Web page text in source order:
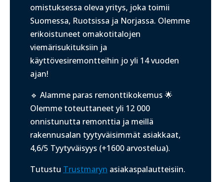
omistuksessa oleva yritys, joka toimii
Suomessa, Ruotsissa ja Norjassa. Olemme
erikoistuneet omakotitalojen
viemärisukituksiin ja
käyttövesiremontteihin jo yli 14 vuoden
ajan!
🔹 Alamme paras remonttikokemus 🌟
Olemme toteuttaneet yli 12 000
onnistunutta remonttia ja meillä
rakennusalan tyytyväisimmät asiakkaat,
4,6/5 Tyytyväisyys (+1600 arvostelua).
Tutustu Trustmaryn asiakaspalautteisiin.